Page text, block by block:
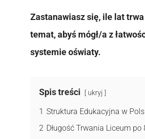
Zastanawiasz się, ile lat
temat, abyś mógł/a z
systemie oświaty.
Spis treści ukryj
1 Struktura Edukacyjna w
2 Długość Trwania Liceum po